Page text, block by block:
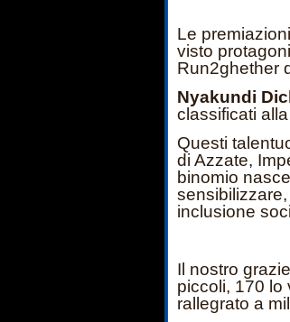
Le
visto
Run2ghether
Nyakundi
classificati
Questi
di Azzate,
binomio
inclusione
Il nostro
piccoli, 170 lo
rallegrato a